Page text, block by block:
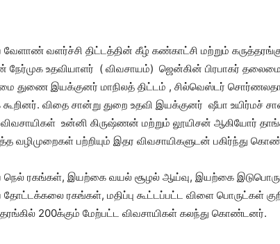
|
Kumari
News
|
Kanyakumari
News
வேளாண் வளர்ச்சி திட்டத்தின் கீழ் கண்காட்சி மற்றும்
நேர்முக உதவியாளர் ( விவசாயம்) ஜென்கின் பிரபாகர் தலைமை
துணை இயக்குனர் மாநிலத் திட்டம் , சில்வெஸ்டர் சொர்ணலதா
கூறினர். விதை சான்று துறை உதவி இயக்குனர் ஷீபா உயிர்மச்
உன்னி கிருஷ்ணன் மற்றும் லூயிசன் ஆகியோர்
வழிமுறைகள் பற்றியும் இதர விவசாயிகளுடன் பகிர்ந்து
நெல் ரகங்கள், இயற்கை வயல் சூழல் ஆய்வு, இயற்கை
தோட்டக்கலை ரகங்கள், மதிப்பு கூட்டப்பட்ட விளை பொருட்கள்
200க்கும் மேற்பட்ட விவசாயிகள் கலந்து கொண்டனர்.